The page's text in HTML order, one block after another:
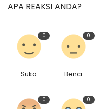
APA REAKSI ANDA?
0
Suka
0
Benci
0 0